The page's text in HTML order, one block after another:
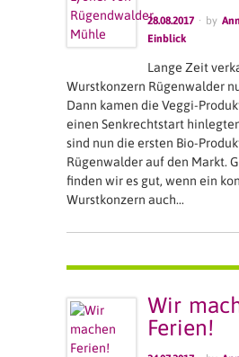
28.08.2017 · by
Einblick
Lange Zeit
Wurstkonzern Rügenwalder
Dann kamen die Veggi-
einen Senkrechtstart
sind nun die ersten Bio-
Rügenwalder auf den Markt.
finden wir es gut, wenn ein
Wurstkonzern auch…
Wir
Ferien!